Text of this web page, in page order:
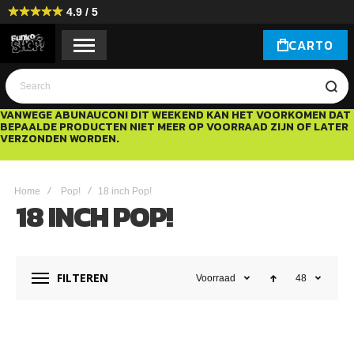
4.9 / 5
CART0
Search
VANWEGE ABUNAUCON! DIT WEEKEND KAN HET VOORKOMEN DAT
BEPAALDE PRODUCTEN NIET MEER OP VOORRAAD ZIJN OF LATER
VERZONDEN WORDEN.
Home Pop! 18 inch Pop!
18 INCH POP!
FILTEREN Voorraad 48